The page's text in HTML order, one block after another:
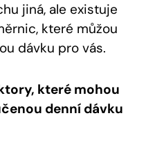
jiná, ale ⁣existuje
které můžou
dávku pro vás.
které mohou
denní dávku